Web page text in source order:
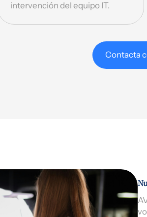
intervención del equipo IT.
Contacta